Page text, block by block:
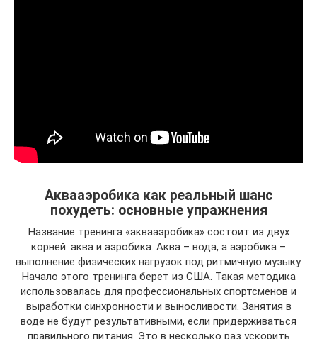
Аквааэробика как реальный шанс
похудеть: основные упражнения
Название тренинга «аквааэробика» состоит из двух
корней: аква и аэробика. Аква – вода, а аэробика –
выполнение физических нагрузок под ритмичную музыку.
Начало этого тренинга берет из США. Такая методика
использовалась для профессиональных спортсменов и
выработки синхронности и выносливости. Занятия в
воде не будут результативными, если придерживаться
правильного питания. Это в несколько раз ускорить